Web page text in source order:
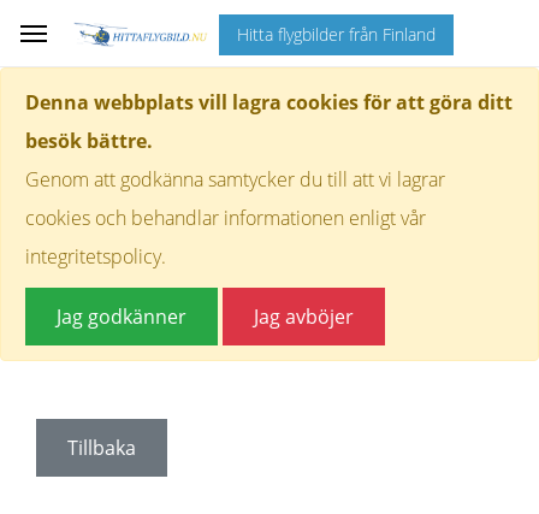
Denna webbplats vill lagra cookies för att göra ditt
besök bättre.
Genom att godkänna samtycker du till att vi lagrar
cookies och behandlar informationen enligt vår
integritetspolicy.
Jag godkänner Jag avböjer
Hitta flygbilder från Finland
Tillbaka